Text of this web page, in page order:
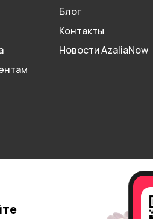
Блог
Контакты
Новости AzaliaNow